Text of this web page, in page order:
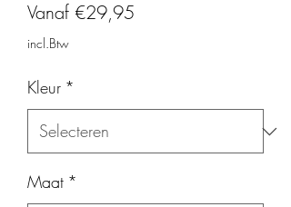
Vanaf €29,95
incl.Btw
Kleur *
Maat *